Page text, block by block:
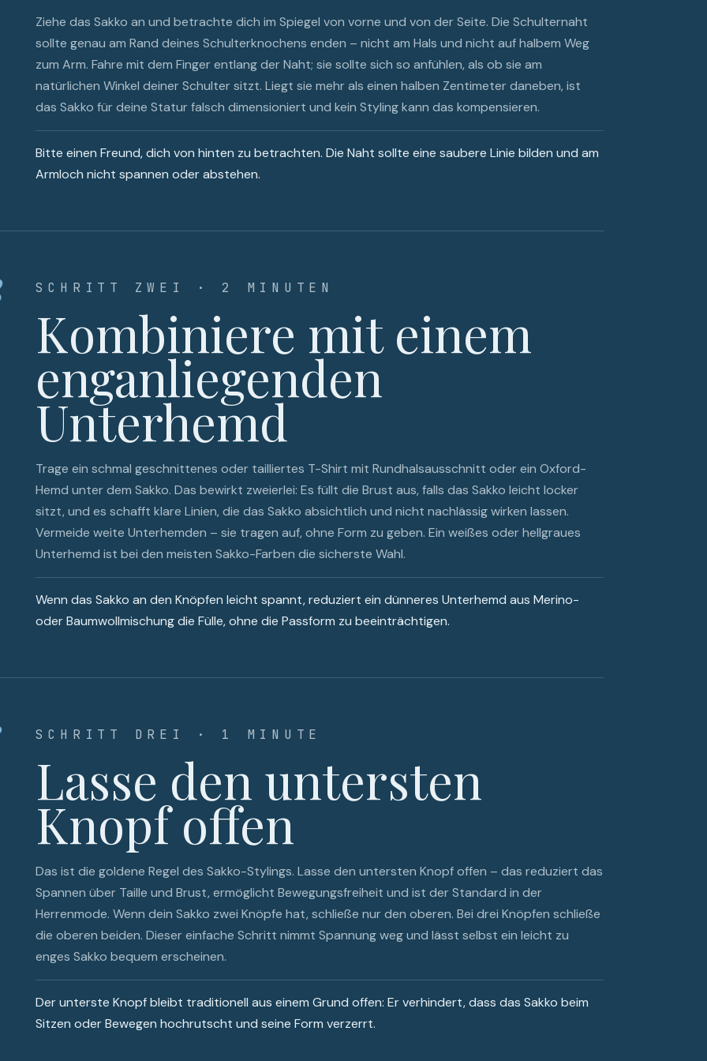
Ziehe das Sakko an und betrachte dich im Spiegel von vorne und von der Seite. Die Schulternaht
sollte genau am Rand deines Schulterknochens enden – nicht am Hals und nicht auf halbem Weg
zum Arm. Fahre mit dem Finger entlang der Naht; sie sollte sich so anfühlen, als ob sie am
natürlichen Winkel deiner Schulter sitzt. Liegt sie mehr als einen halben Zentimeter daneben, ist
das Sakko für deine Statur falsch dimensioniert und kein Styling kann das kompensieren.
Bitte einen Freund, dich von hinten zu betrachten. Die Naht sollte eine saubere Linie bilden und am
Armloch nicht spannen oder abstehen.
SCHRITT ZWEI · 2 MINUTEN
Kombiniere mit einem
enganliegenden
Unterhemd
Trage ein schmal geschnittenes oder tailliertes T-Shirt mit Rundhalsausschnitt oder ein Oxford-
Hemd unter dem Sakko. Das bewirkt zweierlei: Es füllt die Brust aus, falls das Sakko leicht locker
sitzt, und es schafft klare Linien, die das Sakko absichtlich und nicht nachlässig wirken lassen.
Vermeide weite Unterhemden – sie tragen auf, ohne Form zu geben. Ein weißes oder hellgraues
Unterhemd ist bei den meisten Sakko-Farben die sicherste Wahl.
Wenn das Sakko an den Knöpfen leicht spannt, reduziert ein dünneres Unterhemd aus Merino-
oder Baumwollmischung die Fülle, ohne die Passform zu beeinträchtigen.
SCHRITT DREI · 1 MINUTE
Lasse den untersten
Knopf offen
Das ist die goldene Regel des Sakko-Stylings. Lasse den untersten Knopf offen – das reduziert das
Spannen über Taille und Brust, ermöglicht Bewegungsfreiheit und ist der Standard in der
Herrenmode. Wenn dein Sakko zwei Knöpfe hat, schließe nur den oberen. Bei drei Knöpfen schließe
die oberen beiden. Dieser einfache Schritt nimmt Spannung weg und lässt selbst ein leicht zu
enges Sakko bequem erscheinen.
Der unterste Knopf bleibt traditionell aus einem Grund offen: Er verhindert, dass das Sakko beim
Sitzen oder Bewegen hochrutscht und seine Form verzerrt.